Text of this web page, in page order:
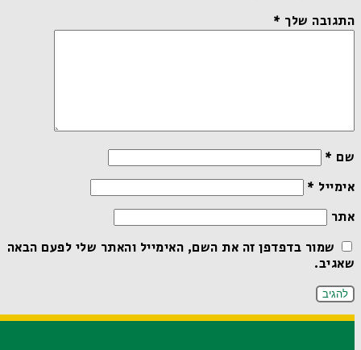
התגובה שלך*
שם*
אימייל*
אתר
שמור בדפדפן זה את השם, האימייל והאתר שלי לפעם הבאה
שאגיב.